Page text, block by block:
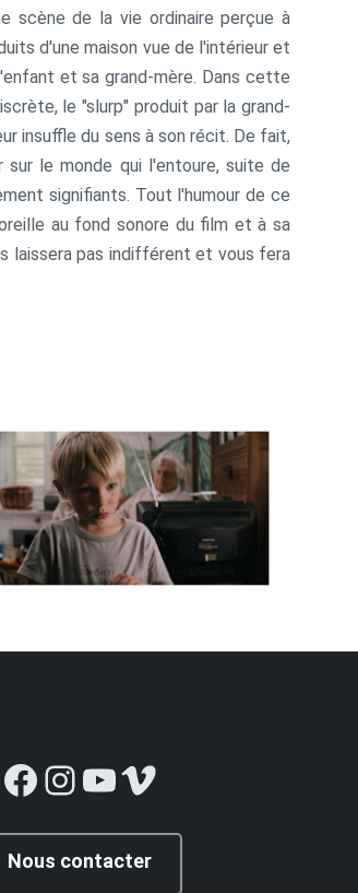
scène de la vie ordinaire perçue à
d'une maison vue de l'intérieur et
et sa grand-mère. Dans cette
le "slurp" produit par la grand-
insuffle du sens à son récit. De fait,
le monde qui l'entoure, suite de
signifiants. Tout l'humour de ce
au fond sonore du film et à sa
laissera pas indifférent et vous fera
Facebook
Instagram
YouTube
Vimeo
Nous contacter